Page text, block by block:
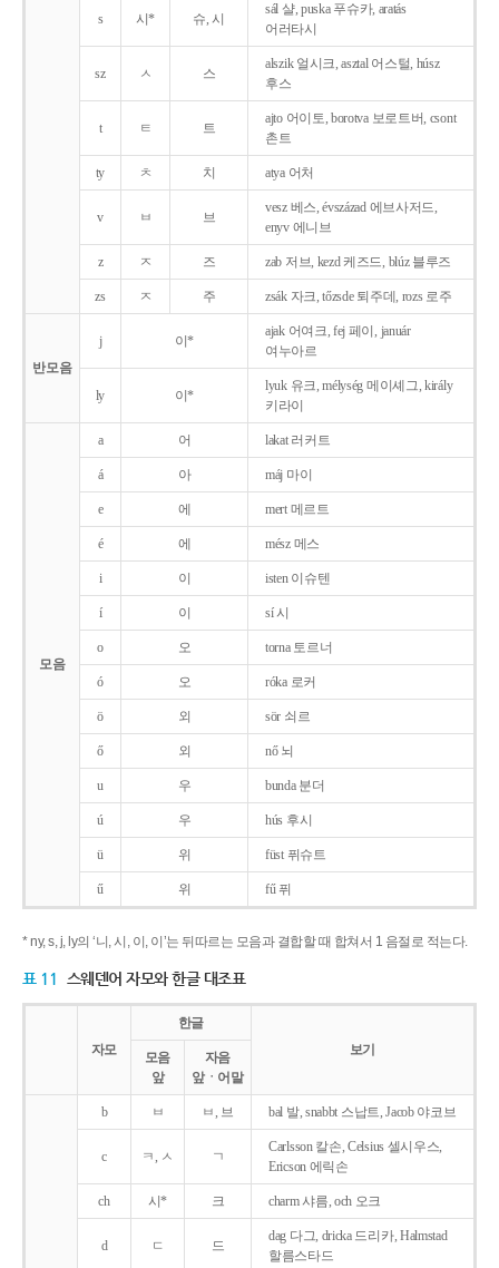
s 시* 슈, 시
sál 샬, puska 푸슈카, aratás
어러타시
sz ㅅ 스
alszik 얼시크, asztal 어스털, húsz
후스
t ㅌ 트
ajto 어이토, borotva 보로트버, csont
촌트
ty ㅊ 치 atya 어처
v ㅂ 브
vesz 베스, évszázad 에브사저드,
enyv 에니브
z ㅈ 즈 zab 저브, kezd 케즈드, blúz 블루즈
zs ㅈ 주 zsák 자크, tőzsde 퇴주데, rozs 로주
반모음
j 이*
ajak 어여크, fej 페이, január
여누아르
ly 이*
lyuk 유크, mélység 메이셰그, király
키라이
모음
a 어 lakat 러커트
á 아 máj 마이
e 에 mert 메르트
é 에 mész 메스
i 이 isten 이슈텐
í 이 sí 시
o 오 torna 토르너
ó 오 róka 로커
ö 외 sör 쇠르
ő 외 nő 뇌
u 우 bunda 분더
ú 우 hús 후시
ü 위 füst 퓌슈트
ű 위 fű 퓌
* ny, s, j, ly의 ‘니, 시, 이, 이’는 뒤따르는 모음과 결합할 때 합쳐서 1 음절로 적는다.
표 11 스웨덴어 자모와 한글 대조표
자모
한글
보기
모음
앞
자음
앞ㆍ어말
b ㅂ ㅂ, 브 bal 발, snabbt 스납트, Jacob 야코브
c ㅋ, ㅅ ㄱ
Carlsson 칼손, Celsius 셀시우스,
Ericson 에릭손
ch 시* 크 charm 샤름, och 오크
d ㄷ 드
dag 다그, dricka 드리카, Halmstad
할름스타드